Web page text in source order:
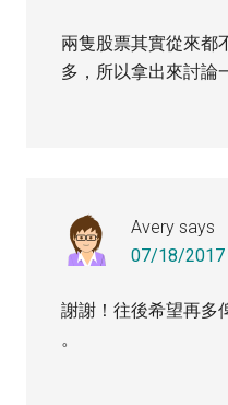
兩隻股票其實從來都
多，所以拿出來討論
Avery says
07/18/2017
謝謝！往後希望再多
。